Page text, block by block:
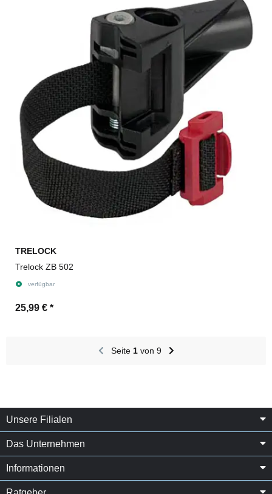
TRELOCK
Trelock ZB 502
verfügbar
25,99 € *
Seite 1von 9
Unsere Filialen
Das Unternehmen
Informationen